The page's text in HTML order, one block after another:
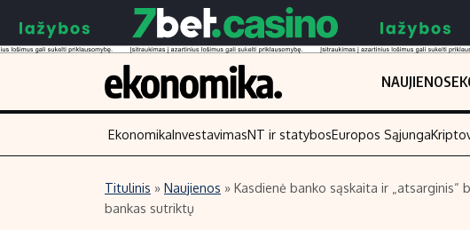
NAUJIENOS
Turinys
EkonomikaInvestavimasNT ir statybosEuropos Sąjunga
Titulinis » Naujienos » Kasdienė banko sąskaita ir
bankas sutriktų